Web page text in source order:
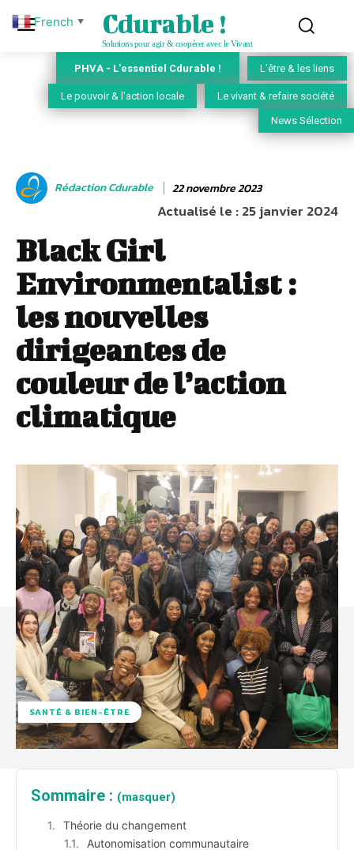
Cdurable !
Solutions pour agir & coopérer avec le Vivant
PHVA - L'essentiel Cdurable ! L'être & les liens
Le pouvoir & l'action locale Le vivant & refaire société
News Sélection
Rédaction Cdurable 22 novembre 2023
Actualisé le :25 janvier 2024
Black Girl
Environmentalist :
les nouvelles
dirigeantes de
couleur de l’action
climatique
SANTÉ & BIEN-ÊTRE
Sommaire : (masquer)
Théorie du changement
Autonomisation communautaire
French ▼